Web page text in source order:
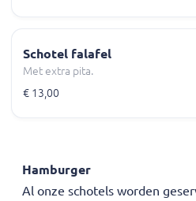
Schotel falafel
Met extra pita.
€ 13,00
Hamburger
Al onze schotels worden